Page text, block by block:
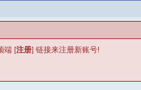
端 [注册] 链接来注册新账号!